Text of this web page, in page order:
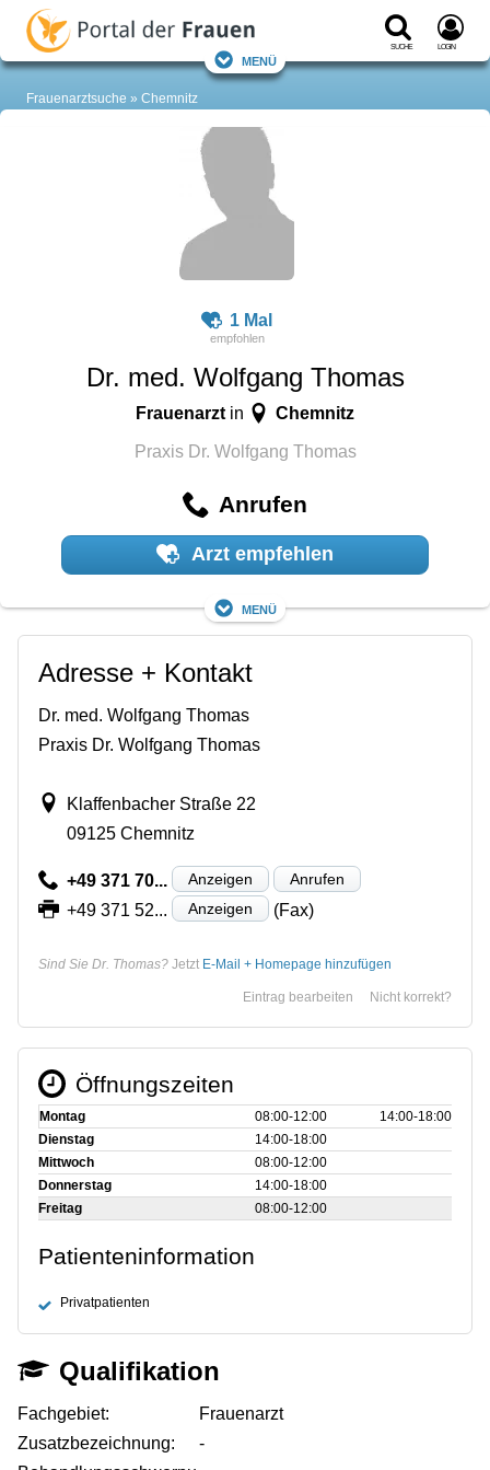
Suche Login
Menü
Frauenarztsuche Chemnitz
1 Mal
Dr. med. Wolfgang Thomas
Frauenarztin Chemnitz
Praxis Dr. Wolfgang Thomas
Anrufen
Arzt empfehlen
Menü
Adresse + Kontakt
Dr. med. Wolfgang Thomas
Praxis Dr. Wolfgang Thomas
Klaffenbacher Straße 22
09125 Chemnitz
+49 371 70... Anzeigen Anrufen
+49 371 52... Anzeigen (Fax)
Sind Sie Dr. Thomas? Jetzt E-Mail + Homepage hinzufügen
Nicht korrekt?
Eintrag bearbeiten
Öffnungszeiten
Montag 08:00‑12:00
14:00‑18:00
Dienstag
14:00‑18:00
Mittwoch
08:00‑12:00
Donnerstag
14:00‑18:00
Freitag
08:00‑12:00
Patienteninformation
Privatpatienten
Qualifikation
Fachgebiet:
Frauenarzt
Zusatzbezeichnung:
-